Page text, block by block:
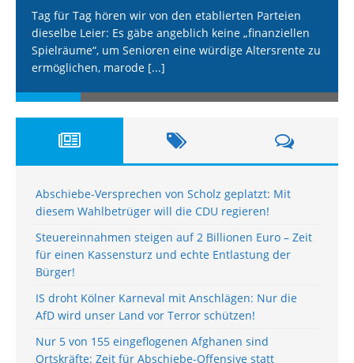
Tag für Tag hören wir von den etablierten Parteien
dieselbe Leier: Es gäbe angeblich keine „finanziellen
Spielräume“, um Senioren eine würdige Altersrente zu
ermöglichen, marode [...]
Abschiebe-Versprechen von Scholz geplatzt: Mit
diesem Wahlbetrüger will die CDU regieren!
Steuereinnahmen steigen auf 2 Billionen Euro – Zeit
für einen Kassensturz und echte Entlastung der
Bürger!
IS droht Kölner Karneval mit Anschlägen: Nur die
AfD wird unser Land vor Terror schützen!
Nur 5 von 155 eingeflogenen Afghanen sind
Ortskräfte: Zeit für Abschiebe-Offensive statt